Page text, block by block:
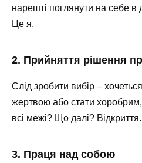
нарешті поглянути на себе в
Це я.
2. Прийняття рішення
Слід зробити вибір –
жертвою або стати
всі межі? Що далі? Відкриття.
3. Праця над собою